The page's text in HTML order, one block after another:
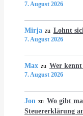
7. August 2026
Mirja zu Lohnt
7. August 2026
Max zu Wer kennt
7. August 2026
Jon zu Wo gibt
Steuererklärung